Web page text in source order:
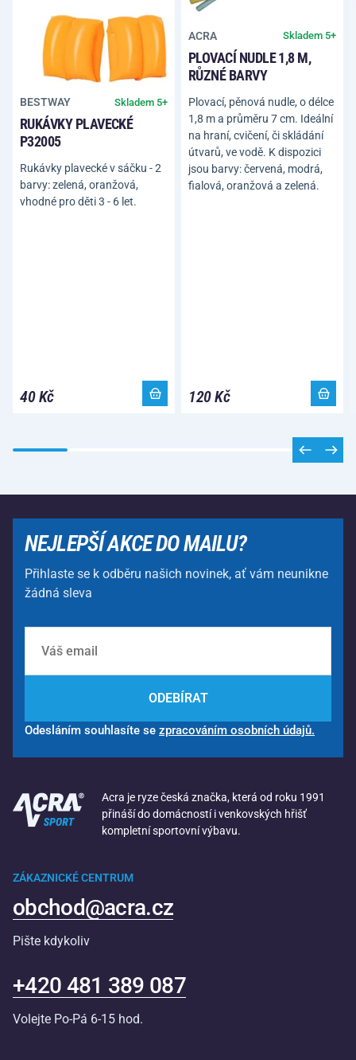
BESTWAY Skladem 5+
RUKÁVKY PLAVECKÉ
P32005
Rukávky plavecké v sáčku - 2
barvy: zelená, oranžová,
vhodné pro děti 3 - 6 let.
40 Kč
ACRA Skladem 5+
PLOVACÍ NUDLE 1,8 M,
RŮZNÉ BARVY
Plovací, pěnová nudle, o délce
1,8 m a průměru 7 cm. Ideální
na hraní, cvičení, či skládání
útvarů, ve vodě. K dispozici
jsou barvy: červená, modrá,
fialová, oranžová a zelená.
120 Kč
NEJLEPŠÍ AKCE DO MAILU?
Přihlaste se k odběru našich novinek, ať vám neunikne
žádná sleva
ODEBÍRAT
Odesláním souhlasíte se zpracováním osobních údajů.
Acra je ryze česká značka, která od roku 1991
přináší do domácností i venkovských hřišť
kompletní sportovní výbavu.
ZÁKAZNICKÉ CENTRUM
obchod@acra.cz
Pište kdykoliv
+420 481 389 087
Volejte Po-Pá 6-15 hod.